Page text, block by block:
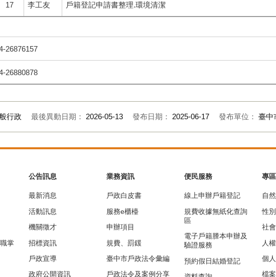
17 李工友 戶籍登記申請書整理.環境清潔
26876157
26880878
行政 最後異動日期： 2026-05-13 發布日期： 2025-06-17 發布單位： 臺中
掌
公告訊息
最新消息
活動訊息
機關徵才
招標資訊
戶政宣導
政府公開資訊
業務資訊
戶政白皮書
服務e櫃檯
申辦項目
規費、罰鍰
臺中市戶政法令彙編
戶政法令及案例分享
便民服務
線上申辦戶籍登記
規費收據無紙化查詢
區
電子戶籍謄本申辦及
驗證服務
預約假日結婚登記
專
自
性
社
人
個
檔